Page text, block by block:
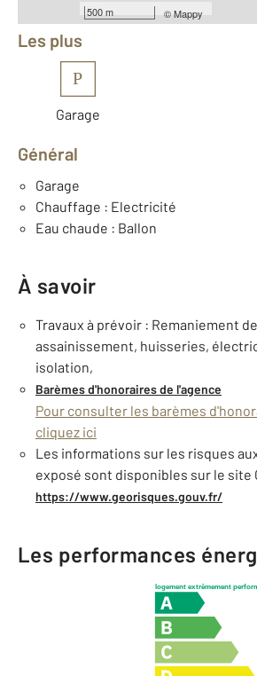
500 m ©Mappy
Les plus
P
Garage
Général
Garage
Chauffage : Electricité
Eau chaude : Ballon
À savoir
Travaux à prévoir : Remaniement
assainissement, huisseries,
isolation,
Barèmes d'honoraires de l'agence
Pour consulter les barèmes
cliquez ici
Les informations sur les risques
exposé sont disponibles sur le site
https://www.georisques.gouv.fr/
Les performances
logement extrêmement